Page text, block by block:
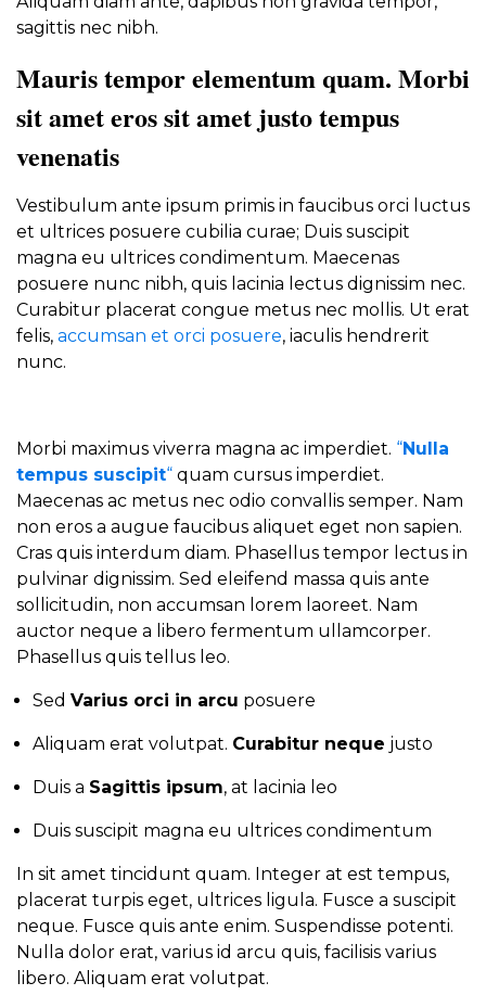
sagittis nec nibh.
Mauris tempor elementum quam. Morbi
sit amet eros sit amet justo tempus
venenatis
Vestibulum ante ipsum primis in faucibus orci luctus
et ultrices posuere cubilia curae; Duis suscipit
magna eu ultrices condimentum. Maecenas
posuere nunc nibh, quis lacinia lectus dignissim nec.
Curabitur placerat congue metus nec mollis. Ut erat
felis, accumsan et orci posuere, iaculis hendrerit
nunc.
Morbi maximus viverra magna ac imperdiet. “Nulla
tempus suscipit“ quam cursus imperdiet.
Maecenas ac metus nec odio convallis semper. Nam
non eros a augue faucibus aliquet eget non sapien.
Cras quis interdum diam. Phasellus tempor lectus in
pulvinar dignissim. Sed eleifend massa quis ante
sollicitudin, non accumsan lorem laoreet. Nam
auctor neque a libero fermentum ullamcorper.
Phasellus quis tellus leo.
Sed Varius orci in arcu posuere
Aliquam erat volutpat. Curabitur neque justo
Duis a Sagittis ipsum, at lacinia leo
Duis suscipit magna eu ultrices condimentum
In sit amet tincidunt quam. Integer at est tempus,
placerat turpis eget, ultrices ligula. Fusce a suscipit
neque. Fusce quis ante enim. Suspendisse potenti.
Nulla dolor erat, varius id arcu quis, facilisis varius
libero. Aliquam erat volutpat.